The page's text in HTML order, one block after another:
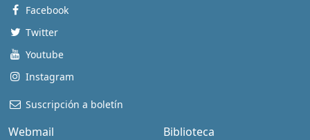
Facebook
Twitter
Youtube
Instagram
Suscripción a boletín
Webmail
Biblioteca